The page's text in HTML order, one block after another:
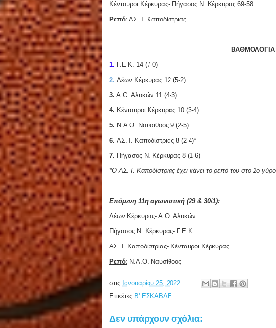
Κένταυροι Κέρκυρας- Πήγασος Ν. Κέρκυρας 69-58
Ρεπό: ΑΣ. Ι. Καποδίστριας
ΒΑΘΜΟΛΟΓΙΑ
1. Γ.Ε.Κ. 14 (7-0)
2. Λέων Κέρκυρας 12 (5-2)
3. Α.Ο. Αλυκών 11 (4-3)
4. Κένταυροι Κέρκυρας 10 (3-4)
5. Ν.Α.Ο. Ναυσίθοος 9 (2-5)
6. ΑΣ. Ι. Καποδίστριας 8 (2-4)*
7. Πήγασος Ν. Κέρκυρας 8 (1-6)
*Ο ΑΣ. Ι. Καποδίστριας έχει κάνει το ρεπό του στο 2ο γύρο
Επόμενη 11η αγωνιστική (29 & 30/1):
Λέων Κέρκυρας- Α.Ο. Αλυκών
Πήγασος Ν. Κέρκυρας- Γ.Ε.Κ.
ΑΣ. Ι. Καποδίστριας- Κένταυροι Κέρκυρας
Ρεπό: Ν.Α.Ο. Ναυσίθοος
στις Ιανουαρίου 25, 2022
Ετικέτες Β' ΕΣΚΑΒΔΕ
Δεν υπάρχουν σχόλια: